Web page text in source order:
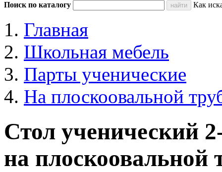
Поиск по каталогу Как
Главная
Школьная мебель
Парты ученические
На плоскоовальной
Стол ученический
на плоскоовальной